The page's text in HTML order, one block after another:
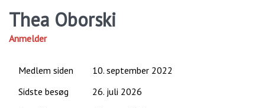
Thea Oborski
Anmelder
Medlem siden
10. september 2022
Sidste besøg
26. juli 2026